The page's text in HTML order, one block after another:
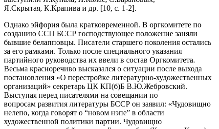
Я.Скрытая, К.Крапива и др. [10, с. 1-2].
Однако эйфория была кратковременной. В оргкомитете по
созданию ССП БССР господствующее положение заняли
бывшие белапповцы. Писатели старшего поколения остались
за его рамками. Только после специального указания
партийного руководства их ввели в состав Оргкомитета.
Весьма красноречиво высказался о ситуации после выхода
постановления «О перестройке литературно-художественных
организаций» секретарь ЦК КП(б)Б В.Ю.Жебровский.
Выступая перед писателями на совещании по
вопросам развития литературы БССР он заявил: «Чудовищно
нелепо, когда говорят о “новом нэпе” в области
художественной политики партии. Чудовищно